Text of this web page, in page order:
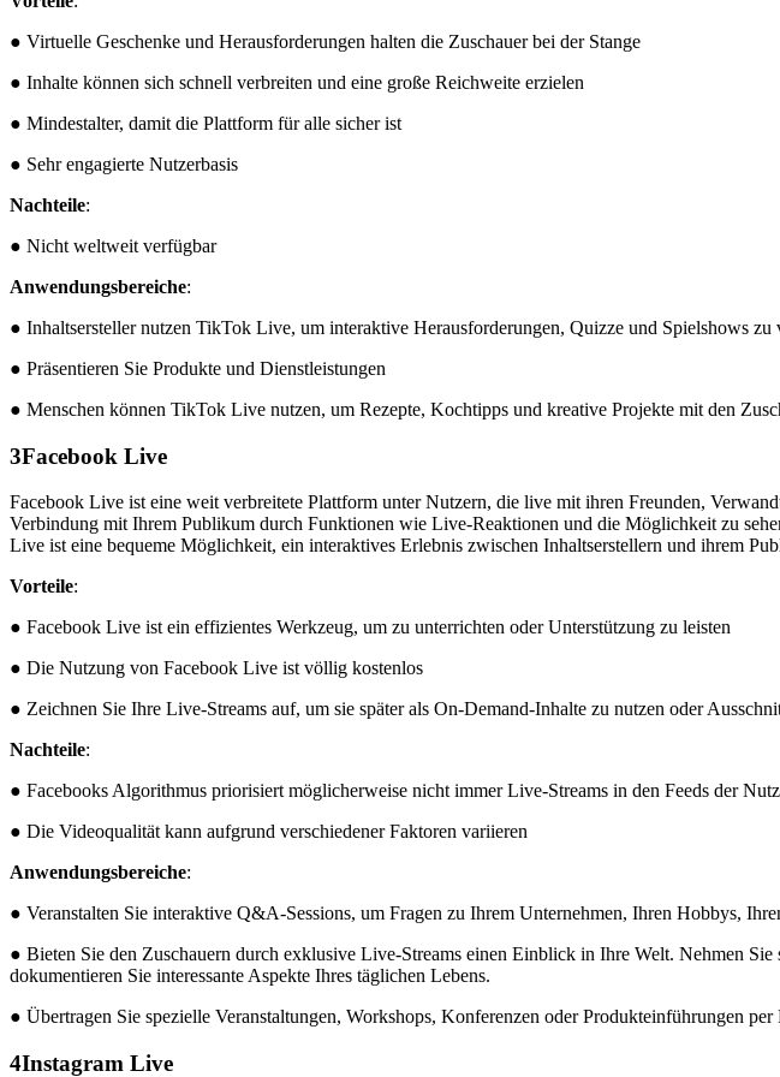
● Virtuelle Geschenke und Herausforderungen halten die Zuschauer bei der Stange
● Inhalte können sich schnell verbreiten und eine große Reichweite erzielen
● Mindestalter, damit die Plattform für alle sicher ist
● Sehr engagierte Nutzerbasis
Nachteile:
● Nicht weltweit verfügbar
Anwendungsbereiche:
● Inhaltsersteller nutzen TikTok Live, um interaktive Herausforderungen, Quizze und Spielshows zu
● Präsentieren Sie Produkte und Dienstleistungen
● Menschen können TikTok Live nutzen, um Rezepte, Kochtipps und kreative Projekte mit den
3Facebook Live
Facebook Live ist eine weit verbreitete Plattform unter Nutzern, die live mit ihren Freunden,
Verbindung mit Ihrem Publikum durch Funktionen wie Live-Reaktionen und die Möglichkeit zu
Live ist eine bequeme Möglichkeit, ein interaktives Erlebnis zwischen Inhaltserstellern und ihrem
Vorteile:
● Facebook Live ist ein effizientes Werkzeug, um zu unterrichten oder Unterstützung zu leisten
● Die Nutzung von Facebook Live ist völlig kostenlos
● Zeichnen Sie Ihre Live-Streams auf, um sie später als On-Demand-Inhalte zu nutzen oder
Nachteile:
● Facebooks Algorithmus priorisiert möglicherweise nicht immer Live-Streams in den Feeds der
● Die Videoqualität kann aufgrund verschiedener Faktoren variieren
Anwendungsbereiche:
● Veranstalten Sie interaktive Q&A-Sessions, um Fragen zu Ihrem Unternehmen, Ihren Hobbys,
● Bieten Sie den Zuschauern durch exklusive Live-Streams einen Einblick in Ihre Welt. Nehmen
dokumentieren Sie interessante Aspekte Ihres täglichen Lebens.
● Übertragen Sie spezielle Veranstaltungen, Workshops, Konferenzen oder Produkteinführungen
4Instagram Live